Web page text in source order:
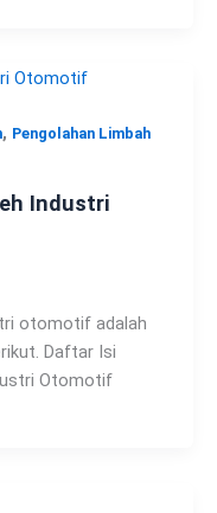
, Pengolahan Limbah
Industri
otomotif adalah
Daftar Isi
Otomotif